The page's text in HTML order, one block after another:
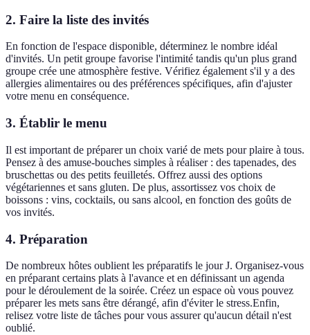
2. Faire la liste des invités
En fonction de l'espace disponible, déterminez le nombre idéal
d'invités. Un petit groupe favorise l'intimité tandis qu'un plus grand
groupe crée une atmosphère festive. Vérifiez également s'il y a des
allergies alimentaires ou des préférences spécifiques, afin d'ajuster
votre menu en conséquence.
3. Établir le menu
Il est important de préparer un choix varié de mets pour plaire à tous.
Pensez à des amuse-bouches simples à réaliser : des tapenades, des
bruschettas ou des petits feuilletés. Offrez aussi des options
végétariennes et sans gluten. De plus, assortissez vos choix de
boissons : vins, cocktails, ou sans alcool, en fonction des goûts de
vos invités.
4. Préparation
De nombreux hôtes oublient les préparatifs le jour J. Organisez-vous
en préparant certains plats à l'avance et en définissant un agenda
pour le déroulement de la soirée. Créez un espace où vous pouvez
préparer les mets sans être dérangé, afin d'éviter le stress.Enfin,
relisez votre liste de tâches pour vous assurer qu'aucun détail n'est
oublié.